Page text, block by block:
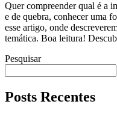
Quer compreender qual é a
e de quebra, conhecer uma
esse artigo, onde
temática. Boa leitura!
Pesquisar
Posts Recentes